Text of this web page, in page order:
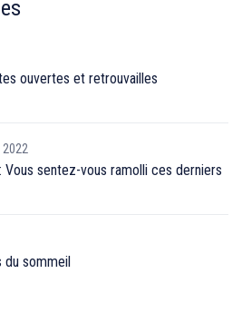
ouvertes et retrouvailles
Vous sentez-vous ramolli ces derniers
du sommeil